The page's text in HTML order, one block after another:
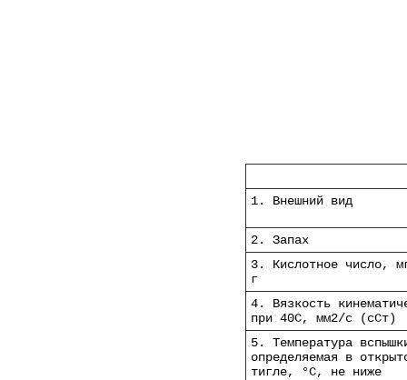
1. Внешний вид
2. Запах
3. Кислотное число,
г
4. Вязкость
при 40С, мм2/с (сСт)
5. Температура
определяемая в
тигле, °С, не ниже